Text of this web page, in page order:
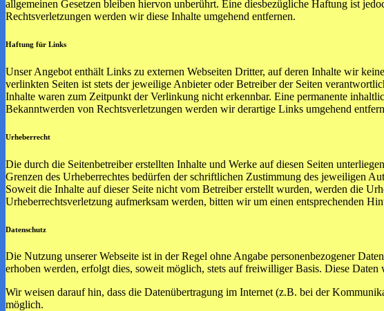
allgemeinen Gesetzen bleiben hiervon unberührt. Eine diesbezügliche Haftung ist
Rechtsverletzungen werden wir diese Inhalte umgehend entfernen.
Haftung für Links
Unser Angebot enthält Links zu externen Webseiten Dritter, auf deren Inhalte wir
verlinkten Seiten ist stets der jeweilige Anbieter oder Betreiber der Seiten
Inhalte waren zum Zeitpunkt der Verlinkung nicht erkennbar. Eine permanente
Bekanntwerden von Rechtsverletzungen werden wir derartige Links umgehend
Urheberrecht
Die durch die Seitenbetreiber erstellten Inhalte und Werke auf diesen Seiten
Grenzen des Urheberrechtes bedürfen der schriftlichen Zustimmung des jeweiligen
Soweit die Inhalte auf dieser Seite nicht vom Betreiber erstellt wurden, werden die
Urheberrechtsverletzung aufmerksam werden, bitten wir um einen entsprechenden
Datenschutz
Die Nutzung unserer Webseite ist in der Regel ohne Angabe personenbezogener
erhoben werden, erfolgt dies, soweit möglich, stets auf freiwilliger Basis. Diese
Wir weisen darauf hin, dass die Datenübertragung im Internet (z.B. bei der
möglich.